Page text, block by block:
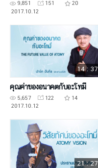
9,851 151
20
2017.10.12
14 : 37
คุณค่าของอนาคตกับอะโทมี่
5,657 122
14
2017.10.12
21 : 27